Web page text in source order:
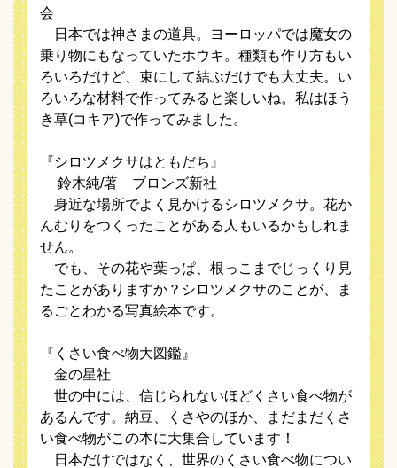
会
日本では神さまの道具。ヨーロッパでは魔女の
乗り物にもなっていたホウキ。種類も作り方もい
ろいろだけど、束にして結ぶだけでも大丈夫。い
ろいろな材料で作ってみると楽しいね。私はほう
き草(コキア)で作ってみました。
『シロツメクサはともだち』
鈴木純/著 ブロンズ新社
身近な場所でよく見かけるシロツメクサ。花か
んむりをつくったことがある人もいるかもしれま
せん。
でも、その花や葉っぱ、根っこまでじっくり見
たことがありますか？シロツメクサのことが、ま
るごとわかる写真絵本です。
『くさい食べ物大図鑑』
金の星社
世の中には、信じられないほどくさい食べ物が
あるんです。納豆、くさやのほか、まだまだくさ
い食べ物がこの本に大集合しています！
日本だけではなく、世界のくさい食べ物につい